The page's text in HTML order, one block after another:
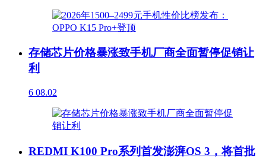
存储芯片价格暴涨致手机厂商全面暂停促销让
利
6 08.02
REDMI K100 Pro系列首发澎湃OS 3，将首批